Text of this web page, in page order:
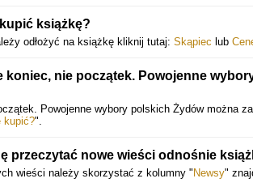
książkę?
odłożyć na książkę kliknij tutaj: Skąpiec lub
koniec, nie początek. Powojenne
Powojenne wybory polskich Żydów można
kupić?".
przeczytać nowe wieści odnośnie
wieści należy skorzystać z kolumny " Newsy"